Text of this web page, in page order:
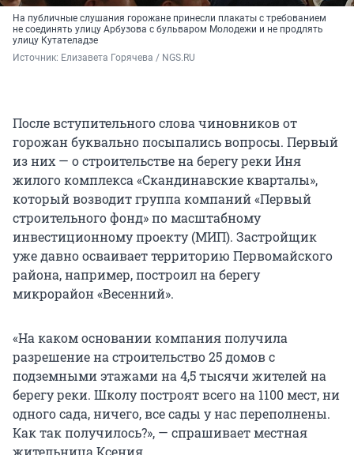
На публичные слушания горожане принесли плакаты с требованием
не соединять улицу Арбузова с бульваром Молодежи и не продлять
улицу Кутателадзе
Источник: Елизавета Горячева / NGS.RU
После вступительного слова чиновников от
горожан буквально посыпались вопросы. Первый
из них — о строительстве на берегу реки Иня
жилого комплекса «Скандинавские кварталы»,
который возводит группа компаний «Первый
строительного фонд» по масштабному
инвестиционному проекту (МИП). Застройщик
уже давно осваивает территорию Первомайского
района, например, построил на берегу
микрорайон «Весенний».
«На каком основании компания получила
разрешение на строительство 25 домов с
подземными этажами на 4,5 тысячи жителей на
берегу реки. Школу построят всего на 1100 мест, ни
одного сада, ничего, все сады у нас переполнены.
Как так получилось?», — спрашивает местная
жительница Ксения.